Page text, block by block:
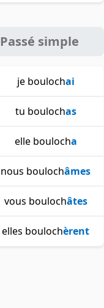
Passé simple
je boulochai
tu boulochas
elle boulocha
nous boulochâmes
vous boulochâtes
elles boulochèrent